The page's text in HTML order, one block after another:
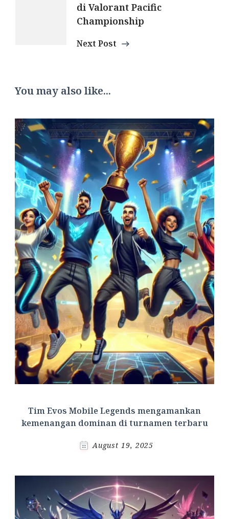
di Valorant Pacific
Championship
Next Post
You may also like...
Tim Evos Mobile Legends mengamankan
kemenangan dominan di turnamen terbaru
August 19, 2025